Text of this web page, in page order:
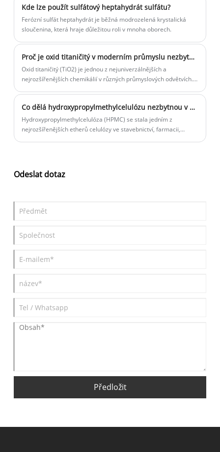
Kde lze použít sulfátový heptahydrát sulfátu?
Ferózní sulfát heptahydrát je běžná modrozelená krystalická
sloučenina, která hraje důležitou roli v mnoha oborech.
Proč je oxid titaničitý v moderním průmyslu nezbytný?
Oxid titaničitý (TiO2) je jednou z nejuniverzálnějších a
nejrozšířenějších chemikálií v různých průmyslových odvětvích.
titaničitého se společnost Yigyooly Enterprise Limited pyšní
poskytováním vysoce kvalitního TiO2, který splňuje různé
potřeby zákazníků v různých odvětvích.
Co dělá hydroxypropylmethylcelulózu nezbytnou v moderním průmyslu?
Hydroxypropylmethylcelulóza (HPMC) se stala jedním z
nejrozšířenějších etherů celulózy ve stavebnictví, farmacii,
produktu, snížit množství odpadu a zvýšit efektivitu výroby. Tento
komplexní průvodce vysvětluje, jak HPMC funguje, proč se na něj
Odeslat dotaz
Předložit